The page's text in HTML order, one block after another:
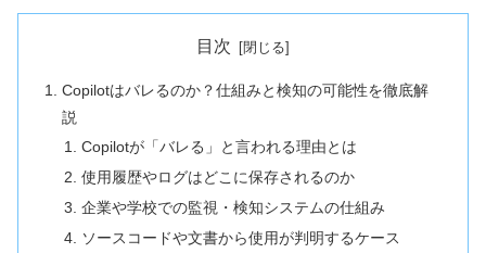
目次
Copilotはバレるのか？仕組みと検知の可能性を徹底解
説
Copilotが「バレる」と言われる理由とは
使用履歴やログはどこに保存されるのか
企業や学校での監視・検知システムの仕組み
ソースコードや文書から使用が判明するケース